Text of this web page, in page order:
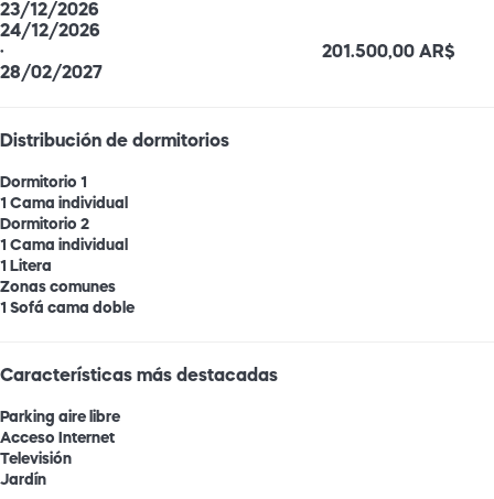
23/12/2026
24/12/2026
·
28/02/2027
201.500,00 AR$
Distribución de dormitorios
Dormitorio 1
1 Cama individual
Dormitorio 2
1 Cama individual
1 Litera
Zonas comunes
1 Sofá cama doble
Características más destacadas
Parking aire libre
Acceso Internet
Televisión
Jardín